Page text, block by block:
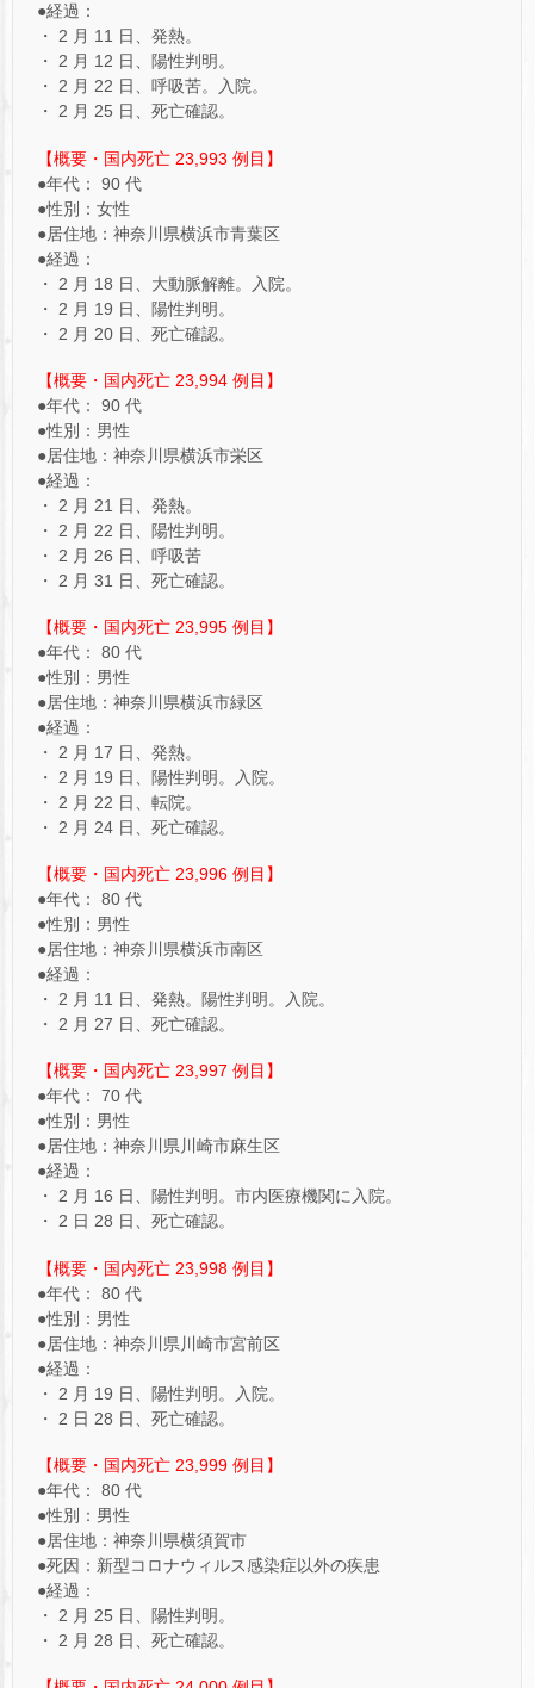
●経過：
・ 2 月 11 日、発熱。
・ 2 月 12 日、陽性判明。
・ 2 月 22 日、呼吸苦。入院。
・ 2 月 25 日、死亡確認。
【概要・国内死亡 23,993 例目】
●年代： 90 代
●性別：女性
●居住地：神奈川県横浜市青葉区
●経過：
・ 2 月 18 日、大動脈解離。入院。
・ 2 月 19 日、陽性判明。
・ 2 月 20 日、死亡確認。
【概要・国内死亡 23,994 例目】
●年代： 90 代
●性別：男性
●居住地：神奈川県横浜市栄区
●経過：
・ 2 月 21 日、発熱。
・ 2 月 22 日、陽性判明。
・ 2 月 26 日、呼吸苦
・ 2 月 31 日、死亡確認。
【概要・国内死亡 23,995 例目】
●年代： 80 代
●性別：男性
●居住地：神奈川県横浜市緑区
●経過：
・ 2 月 17 日、発熱。
・ 2 月 19 日、陽性判明。入院。
・ 2 月 22 日、転院。
・ 2 月 24 日、死亡確認。
【概要・国内死亡 23,996 例目】
●年代： 80 代
●性別：男性
●居住地：神奈川県横浜市南区
●経過：
・ 2 月 11 日、発熱。陽性判明。入院。
・ 2 月 27 日、死亡確認。
【概要・国内死亡 23,997 例目】
●年代： 70 代
●性別：男性
●居住地：神奈川県川崎市麻生区
●経過：
・ 2 月 16 日、陽性判明。市内医療機関に入院。
・ 2 日 28 日、死亡確認。
【概要・国内死亡 23,998 例目】
●年代： 80 代
●性別：男性
●居住地：神奈川県川崎市宮前区
●経過：
・ 2 月 19 日、陽性判明。入院。
・ 2 日 28 日、死亡確認。
【概要・国内死亡 23,999 例目】
●年代： 80 代
●性別：男性
●居住地：神奈川県横須賀市
●死因：新型コロナウィルス感染症以外の疾患
●経過：
・ 2 月 25 日、陽性判明。
・ 2 月 28 日、死亡確認。